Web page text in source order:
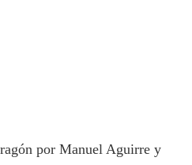
por Manuel Aguirre y